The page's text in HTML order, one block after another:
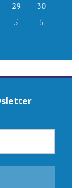
29
30
5 6